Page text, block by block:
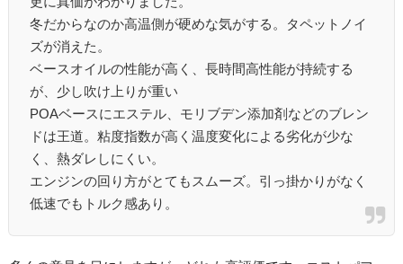
冬だからなのか高温側が硬めな気がする。タペットノイ
ズが消えた。
ベースオイルの性能が高く、長時間高性能が持続する
が、少し吹け上りが重い
POAベースにエステル、モリブデン添加剤などのブレン
ドは王道。粘度指数が高く温度変化による劣化が少な
く、熱ダレしにくい。
エンジンの回り方がとてもスムーズ。引っ掛かりがなく
低速でもトルク感あり。